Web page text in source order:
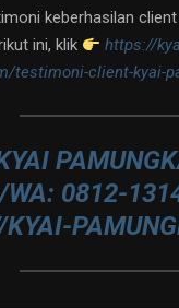
keberhasilan
ini, klik
https://
testimoni-client-kyai-
WA: 0812-